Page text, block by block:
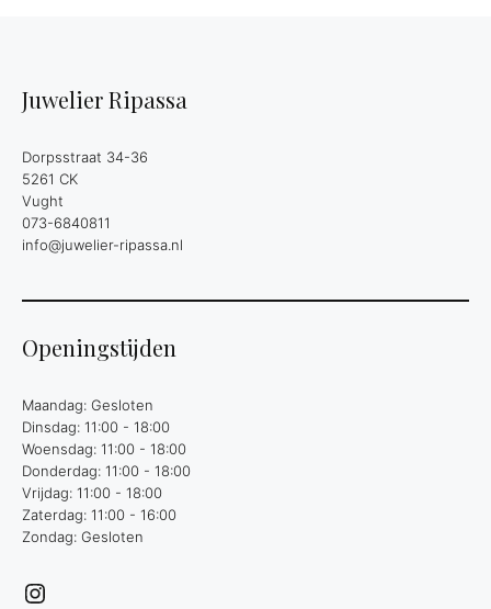
Juwelier Ripassa
Dorpsstraat 34-36
5261 CK
Vught
073-6840811
info@juwelier-ripassa.nl
Openingstijden
Maandag: Gesloten
Dinsdag: 11:00 - 18:00
Woensdag: 11:00 - 18:00
Donderdag: 11:00 - 18:00
Vrijdag: 11:00 - 18:00
Zaterdag: 11:00 - 16:00
Zondag: Gesloten
Instagram